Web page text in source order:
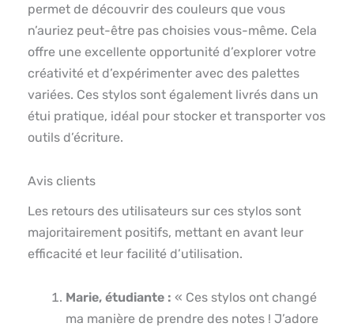
permet de découvrir des couleurs que vous
n’auriez peut-être pas choisies vous-même. Cela
offre une excellente opportunité d’explorer votre
créativité et d’expérimenter avec des palettes
variées. Ces stylos sont également livrés dans un
étui pratique, idéal pour stocker et transporter vos
outils d’écriture.
Avis clients
Les retours des utilisateurs sur ces stylos sont
majoritairement positifs, mettant en avant leur
efficacité et leur facilité d’utilisation.
Marie, étudiante : « Ces stylos ont changé
ma manière de prendre des notes ! J’adore